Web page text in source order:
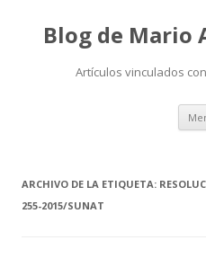
Blog de Mario
Artículos vinculados
ARCHIVO DE LA ETIQUETA:
255-2015/SUNAT